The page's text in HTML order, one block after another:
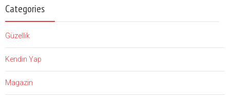
Categories
Güzellik
Kendin Yap
Magazin